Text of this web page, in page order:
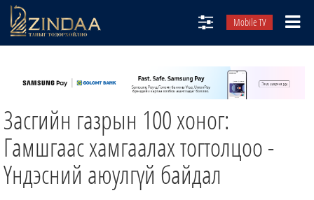
Mobile TV
ТВ8
ӨГЛӨӨНИЙ СОНИН
ЗИНДАА СЭТГҮҮЛ
Засгийн газрын 100 хоног:
Гамшгаас хамгаалах тогтолцоо -
Үндэсний аюулгүй байдал